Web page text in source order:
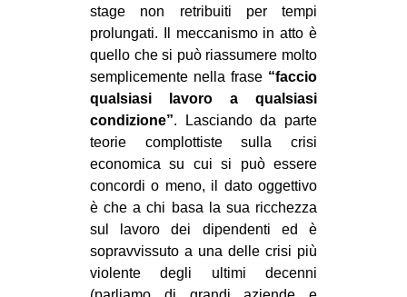
stage non retribuiti per tempi
prolungati. Il meccanismo in atto è
quello che si può riassumere molto
semplicemente nella frase “faccio
qualsiasi lavoro a qualsiasi
condizione”. Lasciando da parte
teorie complottiste sulla crisi
economica su cui si può essere
concordi o meno, il dato oggettivo
è che a chi basa la sua ricchezza
sul lavoro dei dipendenti ed è
sopravvissuto a una delle crisi più
violente degli ultimi decenni